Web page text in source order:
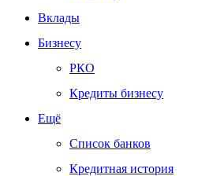
Вклады
Бизнесу
РКО
Кредиты бизнесу
Ещё
Список банков
Кредитная история